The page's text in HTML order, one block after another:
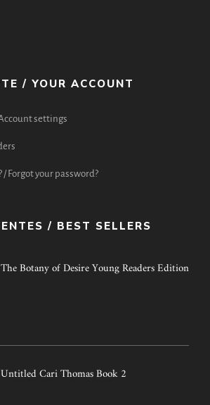
/ YOUR ACCOUNT
settings
/ Forgot your password?
/ BEST SELLERS
The Botany of Desire Young Readers Edition
Untitled Cari Thomas Book 2